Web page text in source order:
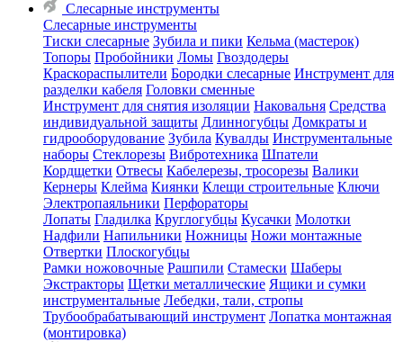
Слесарные инструменты
Слесарные инструменты
Тиски слесарные Зубила и пики Кельма (мастерок)
Топоры Пробойники Ломы Гвоздодеры
Краскораспылители Бородки слесарные Инструмент для
разделки кабеля Головки сменные
Инструмент для снятия изоляции Наковальня Средства
индивидуальной защиты Длинногубцы Домкраты и
гидрооборудование Зубила Кувалды Инструментальные
наборы Стеклорезы Вибротехника Шпатели
Кордщетки Отвесы Кабелерезы, тросорезы Валики
Кернеры Клейма Киянки Клещи строительные Ключи
Электропаяльники Перфораторы
Лопаты Гладилка Круглогубцы Кусачки Молотки
Надфили Напильники Ножницы Ножи монтажные
Отвертки Плоскогубцы
Рамки ножовочные Рашпили Стамески Шаберы
Экстракторы Щетки металлические Ящики и сумки
инструментальные Лебедки, тали, стропы
Трубообрабатывающий инструмент Лопатка монтажная
(монтировка)